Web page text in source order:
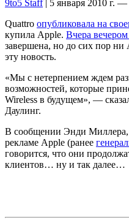
9to5 Staff| 5 января 2010 г. —
Quattro опубликовала на
купила Apple. Вчера
завершена, но до сих пор ни
эту новость.
«Мы с нетерпением ждем
возможностей, которые
Wireless в будущем», —
Даулинг.
В сообщении Энди Миллера,
рекламе Apple (ранее
говорится, что они
клиентов… ну и так далее…